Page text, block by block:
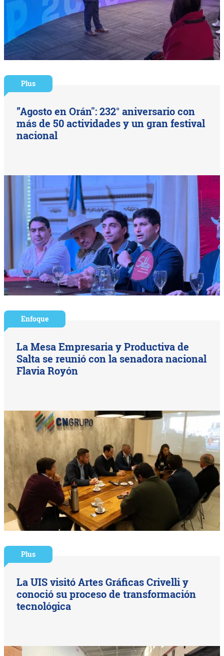
Plus
”Agosto en Orán": 232° aniversario con
más de 50 actividades y un gran festival
nacional
Enfoque
La Mesa Empresaria y Productiva de
Salta se reunió con la senadora nacional
Flavia Royón
Plus
La UIS visitó Artes Gráficas Crivelli y
conoció su proceso de transformación
tecnológica